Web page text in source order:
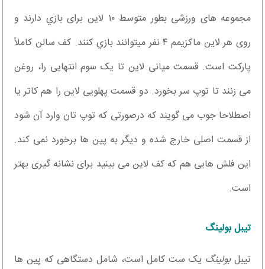
مجموعه های ورزشی بطور متوسط ۱۰ لاین برای بازي دارند و
روی هر لاین ماکزیمم ۴ نفر میتوانند بازي کنند. کف سالن کاملاً
پارکت است. قسمت میانی لاین تا یک سوم انتهایی را، روغن
می زنند تا توپ سر بخورد. دو قسمت پهلویی لاین را هم کاتر یا
اصطلاحا جوب می گویند که درصورتی که توپ تان وارد آن شود
از قسمت اصلی خارج شده و ديگر به پین ها برخورد نمی کند.
این فلش هایی هم که کف لاین می بینید برای نشانه گیری بهتر
است.
تیبل بولینگ
تیبل بولینگ یک ست کامل است، شامل دستگاهی که پین ها